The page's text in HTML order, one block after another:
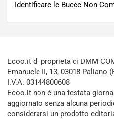
Identificare le Bucce Non
Ecoo.it di proprietà di DMM
Emanuele II, 13, 03018 Paliano
I.V.A. 03144800608
Ecoo.it non è una testata
aggiornato senza alcuna
considerarsi un prodotto